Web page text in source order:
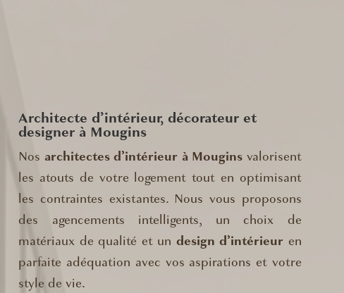
Architecte d’intérieur, décorateur et
designer à Mougins
Nos architectes d’intérieur à Mougins valorisent
les atouts de votre logement tout en optimisant
les contraintes existantes. Nous vous proposons
des agencements intelligents, un choix de
matériaux de qualité et un design d’intérieur en
parfaite adéquation avec vos aspirations et votre
style de vie.